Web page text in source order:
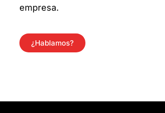
empresa.
¿Hablamos?